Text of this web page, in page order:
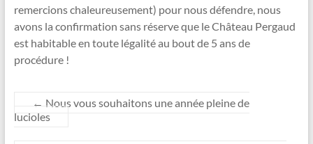
remercions chaleureusement) pour nous défendre, nous
avons la confirmation sans réserve que le Château Pergaud
est habitable en toute légalité au bout de 5 ans de
procédure !
← Nous vous souhaitons une année pleine de
lucioles